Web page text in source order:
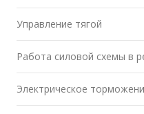
Управление тягой
Работа силовой схемы в
Электрическое